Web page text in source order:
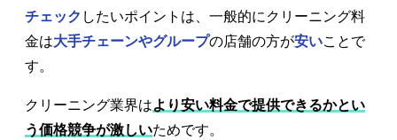
チェック したいポイントは、一般的にクリーニング料
金は大手チェーンやグループの店舗の方が安いことで
す。
クリーニング業界はより安い料金で提供できるかとい
う価格競争が激しいためです。